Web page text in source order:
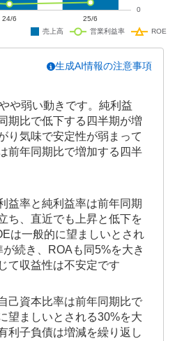
生成AI情報の注意事項
や弱い動きです。純利益
期比で低下する四半期が増
り気味で安定性が弱まって
前年同期比で増加する四半
益率と純利益率は前年同期
ち、直近でも上昇と低下を
は一般的に望ましいとされ
続き、ROAも同5%を大き
て収益性は不安定です
己資本比率は前年同期比で
望ましいとされる30%を大
利子負債は増減を繰り返し